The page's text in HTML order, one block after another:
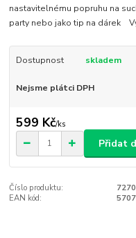
nastavitelnému popruhu na
party nebo jako tip na dárek
Dostupnost skladem
Nejsme plátci DPH
599 Kč/ks
Přidat
Číslo produktu:
EAN kód: